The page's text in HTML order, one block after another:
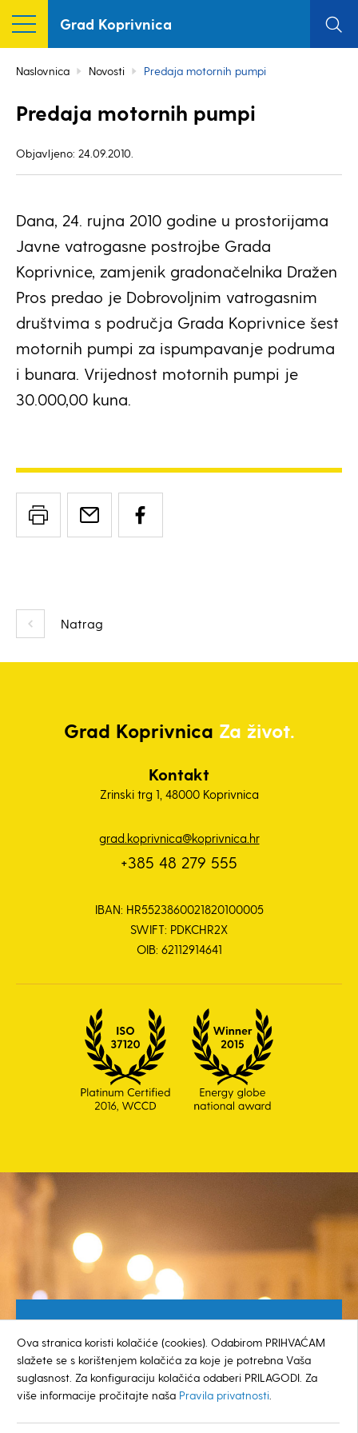
Grad Koprivnica
Natrag
Naslovnica Novosti Predaja motornih pumpi
Predaja motornih pumpi
Objavljeno: 24.09.2010.
Dana, 24. rujna 2010 godine u prostorijama
Javne vatrogasne postrojbe Grada
Koprivnice, zamjenik gradonačelnika Dražen
Pros predao je Dobrovoljnim vatrogasnim
društvima s područja Grada Koprivnice šest
motornih pumpi za ispumpavanje podruma
i bunara. Vrijednost motornih pumpi je
30.000,00 kuna.
Grad Koprivnica Za život.
Kontakt
Zrinski trg 1, 48000 Koprivnica
grad.koprivnica@koprivnica.hr
+385 48 279 555
IBAN: HR5523860021820100005
SWIFT: PDKCHR2X
OIB: 62112914641
0800 385 048
© GRAD KOPRIVNICA
Ova stranica koristi kolačiće (cookies). Odabirom PRIHVAĆAM
slažete se s korištenjem kolačića za koje je potrebna Vaša
suglasnost. Za konfiguraciju kolačića odaberi PRILAGODI. Za
više informacije pročitajte naša Pravila privatnosti